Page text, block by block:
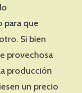
para que
Si bien
provechosa
producción
un precio